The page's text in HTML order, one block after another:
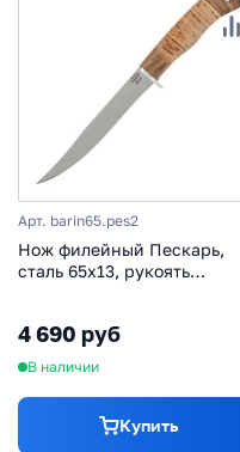
Арт. barin65.pes2
Нож филейный Пескарь,
сталь 65х13, рукоять
4 690 руб
В наличии
Купить